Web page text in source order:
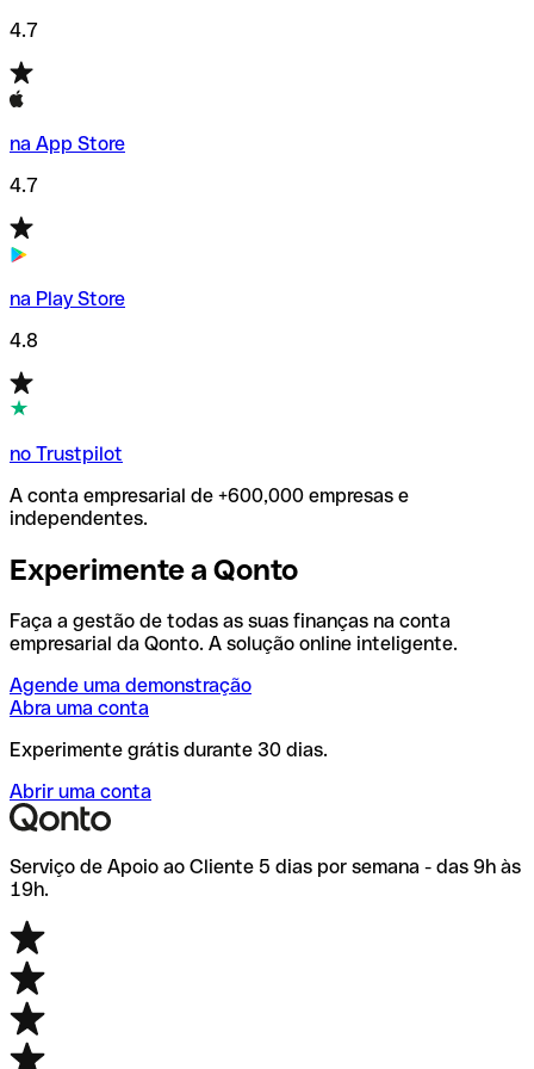
4.7
na App Store
4.7
na Play Store
4.8
no Trustpilot
A conta empresarial de +600,000 empresas e
independentes.
Experimente a Qonto
Faça a gestão de todas as suas finanças na conta
empresarial da Qonto. A solução online inteligente.
Agende uma demonstração
Abra uma conta
Experimente grátis durante 30 dias.
Abrir uma conta
Serviço de Apoio ao Cliente 5 dias por semana - das 9h às
19h.